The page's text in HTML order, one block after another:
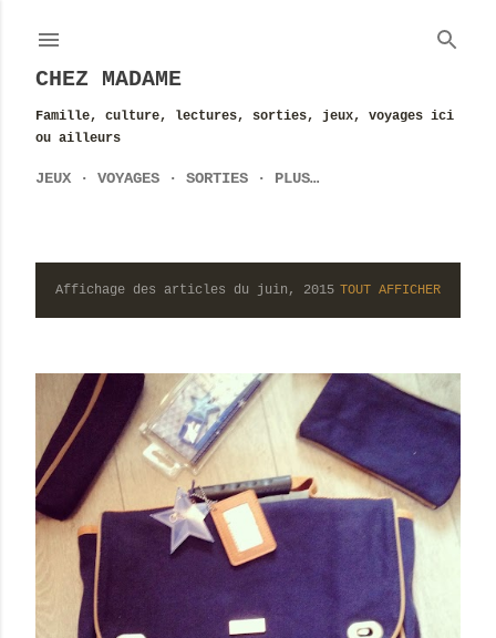
CHEZ MADAME
Famille, culture, lectures, sorties, jeux, voyages ici
ou ailleurs
JEUX VOYAGES SORTIES PLUS…
A
t
i
c
l
e
s
Affichage des articles du juin, 2015 TOUT AFFICHER